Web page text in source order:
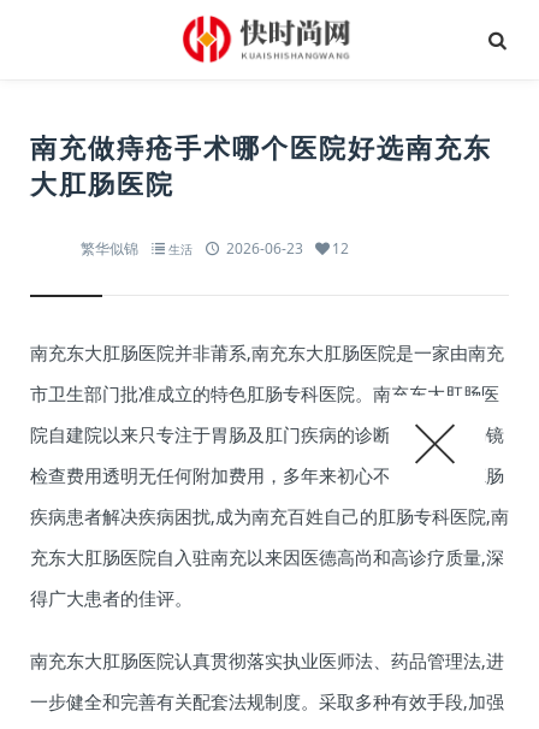
南充做痔疮手术哪个医院好选南充东
大肛肠医院
繁华似锦 生活 2026-06-23 12
南充东大肛肠医院并非莆系,南充东大肛肠医院是一家由南充
市卫生部门批准成立的特色肛肠专科医院。南充东大肛肠医
院自建院以来只专注于胃肠及肛门疾病的诊断和治疗,胃肠镜
检查费用透明无任何附加费用，多年来初心不变,为众多肛肠
疾病患者解决疾病困扰,成为南充百姓自己的肛肠专科医院,南
充东大肛肠医院自入驻南充以来因医德高尚和高诊疗质量,深
得广大患者的佳评。
南充东大肛肠医院认真贯彻落实执业医师法、药品管理法,进
一步健全和完善有关配套法规制度。采取多种有效手段,加强